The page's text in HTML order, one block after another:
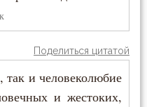
Поделиться цитатой
так и человеколюбие
и жестоких,